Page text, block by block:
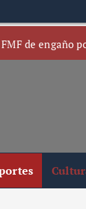
de engaño